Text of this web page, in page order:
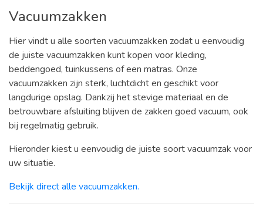
Vacuumzakken
Hier vindt u alle soorten vacuumzakken zodat u eenvoudig
de juiste vacuumzakken kunt kopen voor kleding,
beddengoed, tuinkussens of een matras. Onze
vacuumzakken zijn sterk, luchtdicht en geschikt voor
langdurige opslag. Dankzij het stevige materiaal en de
betrouwbare afsluiting blijven de zakken goed vacuum, ook
bij regelmatig gebruik.
Hieronder kiest u eenvoudig de juiste soort vacuumzak voor
uw situatie.
Bekijk direct alle vacuumzakken.